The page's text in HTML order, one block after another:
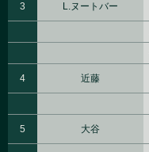
3 L.ヌートバー
4 近藤
5 大谷